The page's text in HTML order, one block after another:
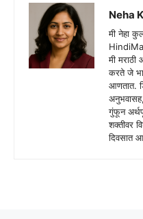
Neha
मी नेहा
मी
करते जे
आणतात.
गुंफून
शक्तीवर
दिवसात